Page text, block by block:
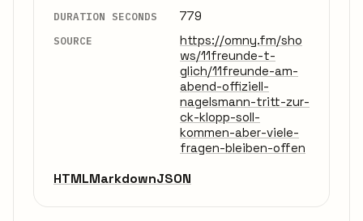
DURATION SECONDS 779
SOURCE
https://omny.fm/sho
ws/11freunde-t-
glich/11freunde-am-
abend-offiziell-
nagelsmann-tritt-zur-
ck-klopp-soll-
kommen-aber-viele-
fragen-bleiben-offen
HTMLMarkdownJSON